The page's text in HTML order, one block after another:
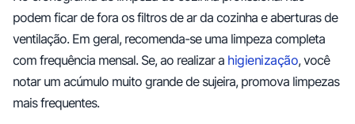
podem ficar de fora os filtros de ar da cozinha e aberturas de
ventilação. Em geral, recomenda-se uma limpeza completa
com frequência mensal. Se, ao realizar a higienização, você
notar um acúmulo muito grande de sujeira, promova limpezas
mais frequentes.